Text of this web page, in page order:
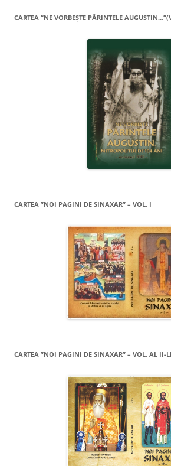
CARTEA “NE VORBEŞTE PĂRINTELE
CARTEA ”NOI PAGINI DE SINAXAR” – VOL. I
CARTEA ”NOI PAGINI DE SINAXAR” – VOL. AL II-